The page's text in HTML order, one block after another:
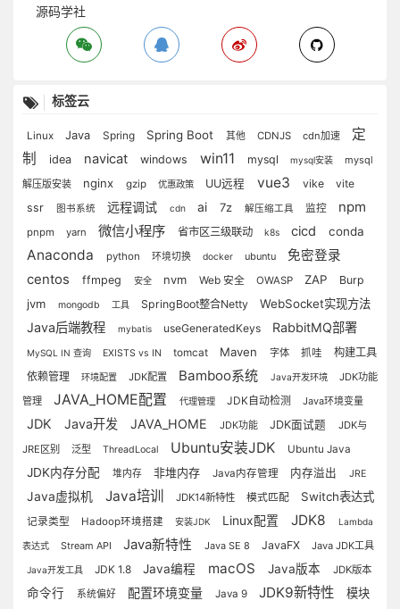
源码学社
标签云
Linux Java Spring Spring Boot 其他 CDNJS cdn加速
定
制
idea navicat windows win11 mysql mysql安装
mysql
解压版安装
nginx gzip 优惠政策 UU远程 vue3 vike
vite
ssr
图书系统 远程调试 cdn ai 7z 解压缩工具 监控 npm
pnpm yarn 微信小程序 省市区三级联动 k8s cicd conda
Anaconda python 环境切换 docker ubuntu
免密登录
centos
ffmpeg 安全 nvm Web 安全 OWASP ZAP Burp
jvm mongodb 工具 SpringBoot整合Netty WebSocket实现方法
Java后端教程 mybatis useGeneratedKeys RabbitMQ部署
MySQL IN 查询 EXISTS vs IN tomcat Maven 字体 抓哇
构建工具
依赖管理
环境配置 JDK配置 Bamboo系统 Java开发环境
JDK功能
管理
JAVA_HOME配置 代理管理 JDK自动检测 Java环境变量
JDK Java开发 JAVA_HOME JDK功能 JDK面试题
JDK与
JRE区别
泛型 ThreadLocal Ubuntu安装JDK Ubuntu Java
JDK内存分配 堆内存 非堆内存 Java内存管理 内存溢出 JRE
Java虚拟机 Java培训 JDK14新特性 模式匹配 Switch表达式
记录类型 Hadoop环境搭建 安装JDK Linux配置 JDK8 Lambda
表达式 Stream API Java新特性 Java SE 8 JavaFX Java JDK工具
Java开发工具 JDK 1.8 Java编程 macOS Java版本 JDK版本
命令行 系统偏好 配置环境变量 Java 9 JDK9新特性
模块